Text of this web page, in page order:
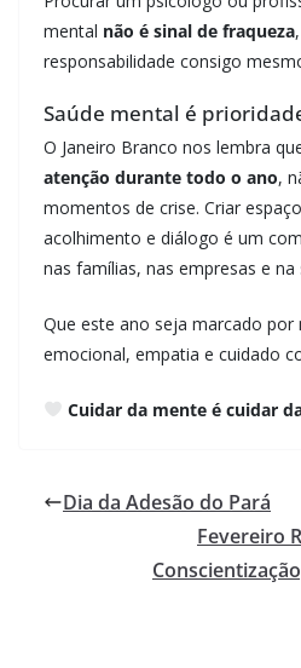
mental não é sinal de fraqueza
responsabilidade consigo
Saúde mental é
O Janeiro Branco nos lembra
atenção durante todo o ano,
momentos de crise. Criar
acolhimento e diálogo é um
nas famílias, nas empresas e na
Que este ano seja marcado por
emocional, empatia e cuidado
Cuidar da mente é cuidar
Dia da Adesão do Pará
Fevereiro